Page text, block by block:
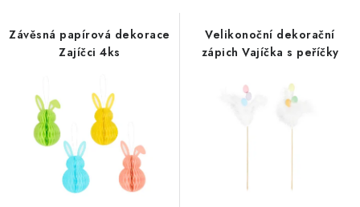
BUBLIFUKY
DORTOVÉ SVÍČKY A OZDOBY
DÁRKOVÉ TAŠKY A SÁČKY
DÁRKY
p
í
Závěsná papírová dekorace
Zajíčci 4ks
Velikonoční dekorační
zápich Vajíčka s peříčky